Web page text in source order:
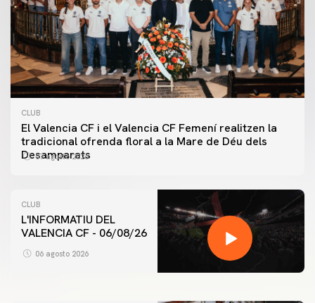
CLUB
El Valencia CF i el Valencia CF Femení realitzen la
tradicional ofrenda floral a la Mare de Déu dels
Desamparats
07 agosto 2026
CLUB
L'INFORMATIU DEL
VALENCIA CF - 06/08/26
06 agosto 2026
PRIMER EQUIP
ENTRENAMENT DEL VALENCIA CF 6/8/2026